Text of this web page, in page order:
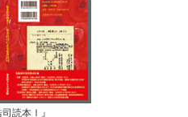
司読本Ⅰ』